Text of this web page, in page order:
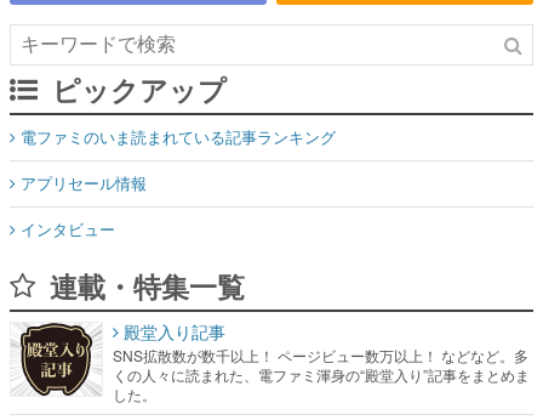
ピックアップ
電ファミのいま読まれている記事ランキング
アプリセール情報
インタビュー
連載・特集一覧
殿堂入り記事
SNS拡散数が数千以上！ ページビュー数万以上！ などなど。多
くの人々に読まれた、電ファミ渾身の“殿堂入り”記事をまとめま
した。